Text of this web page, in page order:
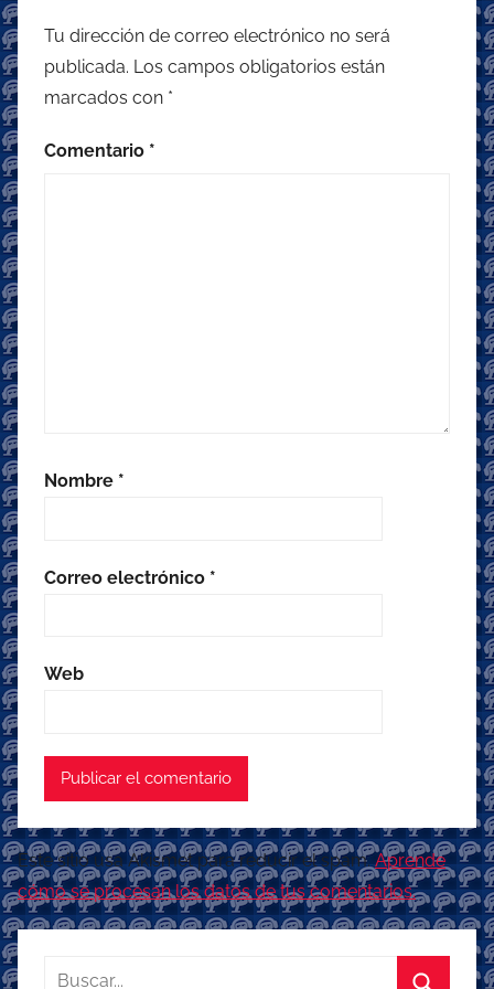
Tu dirección de correo electrónico no será
publicada. Los campos obligatorios están
marcados con *
Comentario *
Nombre *
Correo electrónico *
Web
Este sitio usa Akismet para reducir el spam.Aprende
cómo se procesan los datos de tus comentarios.
Buscar: